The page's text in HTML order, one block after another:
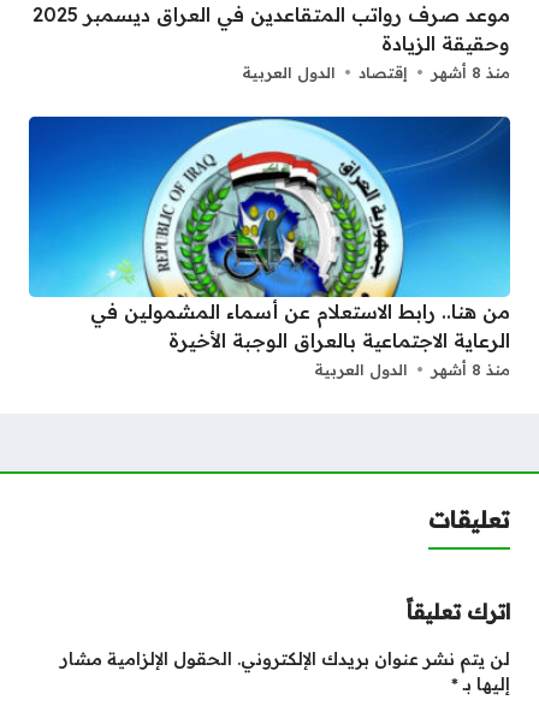
موعد صرف رواتب المتقاعدين في العراق ديسمبر 2025
وحقيقة الزيادة
منذ 8 أشهر إقتصاد الدول العربية
من هنا.. رابط الاستعلام عن أسماء المشمولين في
الرعاية الاجتماعية بالعراق الوجبة الأخيرة
منذ 8 أشهر الدول العربية
تعليقات
اترك تعليقاً
لن يتم نشر عنوان بريدك الإلكتروني. الحقول الإلزامية مشار
إليها بـ*